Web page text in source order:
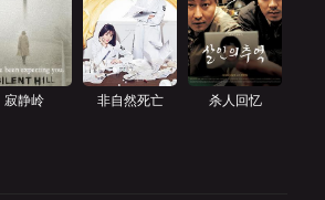
寂静岭 非自然死亡 杀人回忆